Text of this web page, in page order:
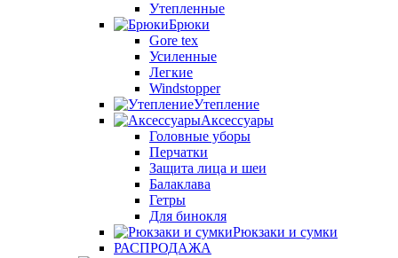
Утепленные
Брюки
Gore tex
Усиленные
Легкие
Windstopper
Утепление
Аксессуары
Головные уборы
Перчатки
Защита лица и шеи
Балаклава
Гетры
Для бинокля
Рюкзаки и сумки
РАСПРОДАЖА